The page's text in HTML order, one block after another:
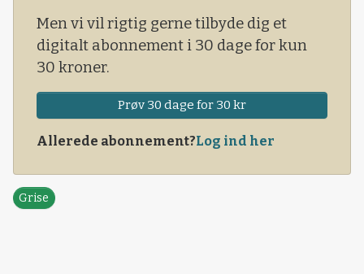
Men vi vil rigtig gerne tilbyde dig et
digitalt abonnement i 30 dage for kun
30 kroner.
Prøv 30 dage for 30 kr
Allerede abonnement?Log ind her
Grise